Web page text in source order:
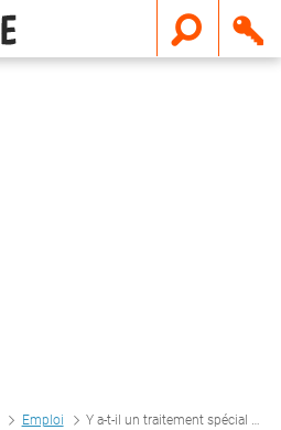
Emploi Y a-t-il un traitement spécial pour les salariés handicapés ?